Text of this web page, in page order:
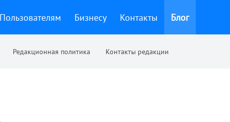
Пользователям Бизнесу Контакты Блог
Редакционная политика Контакты редакции